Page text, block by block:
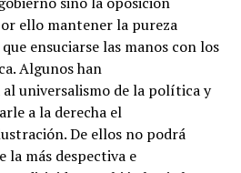
ello mantener la pureza
ensuciarse las manos con los
Algunos han
universalismo de la política y
a la derecha el
De ellos no podrá
la más despectiva e